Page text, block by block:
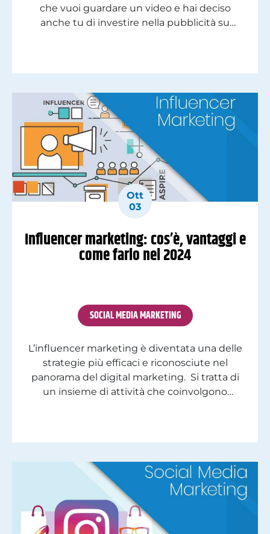
che vuoi guardare un video e hai deciso
anche tu di investire nella pubblicità su
Ott
03
Influencer marketing: cos’è, vantaggi e
come farlo nel 2024
SOCIAL MEDIA MARKETING
L’influencer marketing è diventata una delle
strategie più efficaci e riconosciute nel
panorama del digital marketing. Si tratta di
un insieme di attività che coinvolgono
ormai superato, l’influencer marketing
continua […]